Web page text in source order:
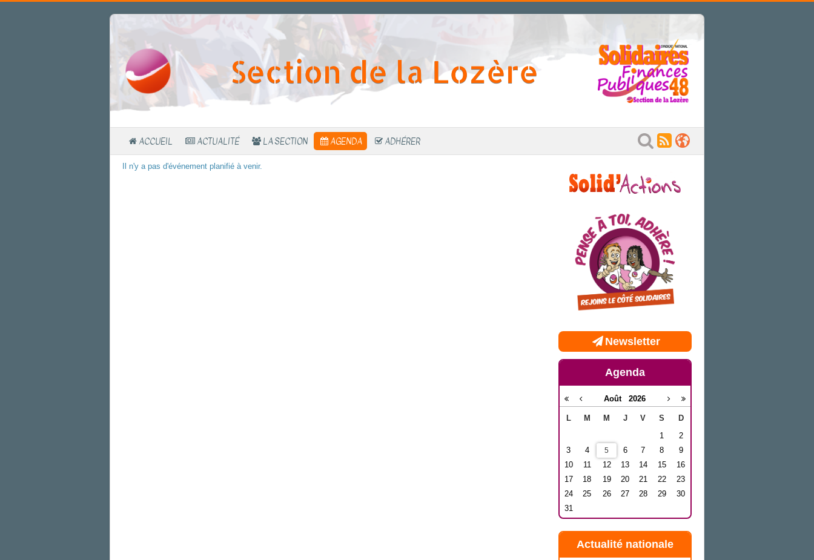
Section de la Lozère
ACCUEIL ACTUALITÉ LA SECTION AGENDA ADHÉRER
Il n'y a pas d'événement planifié à venir.
Newsletter
Agenda
Août 2026
L M M J V S
D
1
2
3
4 5 6 7 8
9
10
11 12 13 14 15
16
17
18 19 20 21 22
23
24
25 26 27 28 29
30
31
Actualité nationale